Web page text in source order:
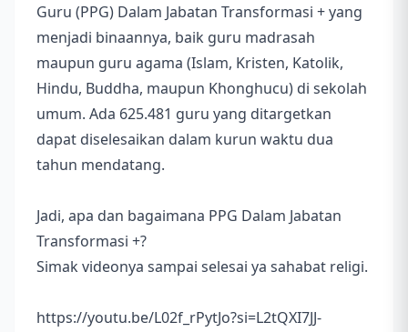
Guru (PPG) Dalam Jabatan Transformasi + yang
menjadi binaannya, baik guru madrasah
maupun guru agama (Islam, Kristen, Katolik,
Hindu, Buddha, maupun Khonghucu) di sekolah
umum. Ada 625.481 guru yang ditargetkan
dapat diselesaikan dalam kurun waktu dua
tahun mendatang.
Jadi, apa dan bagaimana PPG Dalam Jabatan
Transformasi +?
Simak videonya sampai selesai ya sahabat religi.
https://youtu.be/L02f_rPytJo?si=L2tQXI7JJ-